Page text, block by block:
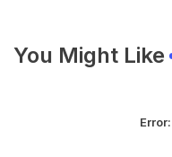
You Might Like
Error: